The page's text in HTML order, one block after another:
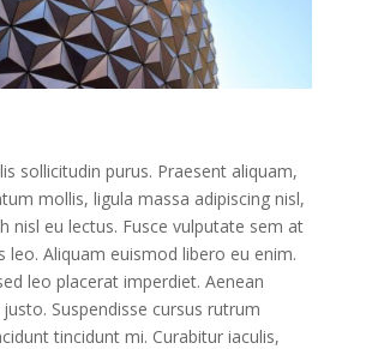
sollicitudin purus. Praesent aliquam,
mollis, ligula massa adipiscing nisl,
nisl eu lectus. Fusce vulputate sem at
leo. Aliquam euismod libero eu enim.
leo placerat imperdiet. Aenean
Suspendisse cursus rutrum
tincidunt mi. Curabitur iaculis,